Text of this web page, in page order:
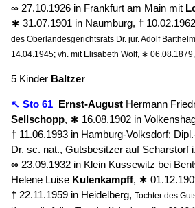
∞ 27.10.1926 in Frankfurt am Main mit
∗ 31.07.1901 in Naumburg, †
des Oberlandesgerichtsrats Dr. jur. Adolf
14.04.1945; vh. mit Elisabeth Wolf, ∗
5 Kinder Baltzer
↖ Sto 61 Ernst-August Hermann
Sellschopp, ∗ 16.08.1902 in
† 11.06.1993 in Hamburg-Volksdorf;
Dr. sc. nat., Gutsbesitzer auf Scharstorf
∞ 23.09.1932 in Klein Kussewitz bei
Helene Luise Kulenkampff, ∗
† 22.11.1959 in Heidelberg, Tochter des